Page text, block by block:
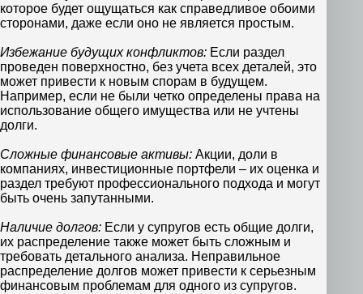
которое будет ощущаться как справедливое обоими
сторонами, даже если оно не является простым.
Избежание будущих конфликтов: Если раздел
проведен поверхностно, без учета всех деталей, это
может привести к новым спорам в будущем.
Например, если не были четко определены права на
использование общего имущества или не учтены
долги.
Сложные финансовые активы: Акции, доли в
компаниях, инвестиционные портфели – их оценка и
раздел требуют профессионального подхода и могут
быть очень запутанными.
Наличие долгов: Если у супругов есть общие долги,
их распределение также может быть сложным и
требовать детального анализа. Неправильное
распределение долгов может привести к серьезным
финансовым проблемам для одного из супругов.